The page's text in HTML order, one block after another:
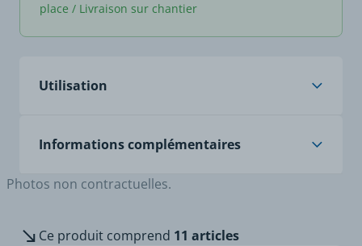
Utilisation
Efficacité d'immunité CEM
15461995, 15461990,
Informations complémentaires
Autres versions : homologué UL et CSA
Photos non contractuelles.
place / Livraison sur chantier
Ce produit comprend 11 articles